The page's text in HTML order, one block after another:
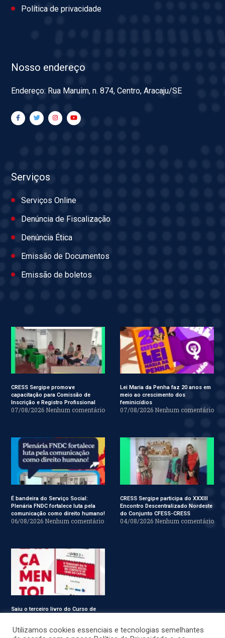
Política de privacidade
Nosso endereço
Endereço: Rua Maruim, n. 874, Centro, Aracaju/SE
Serviços
Serviços Online
Denúncia de Fiscalização
Denúncia Ética
Emissão de Documentos
Emissão de boletos
CRESS Sergipe promove
capacitação para Comissão de
Inscrição e Registro Profissional
07/08/2026 Nenhum comentário
Lei Maria da Penha faz 20 anos em
meio ao crescimento dos
feminicídios
07/08/2026 Nenhum comentário
É bandeira do Serviço Social:
Plenária FNDC fortalece luta pela
comunicação como direito humano!
06/08/2026 Nenhum comentário
CRESS Sergipe participa do XXXIII
Encontro Descentralizado Nordeste
do Conjunto CFESS-CRESS
04/08/2026 Nenhum comentário
Saiu o terceiro livro do Curso de
Utilizamos cookies essenciais e tecnologias semelhantes